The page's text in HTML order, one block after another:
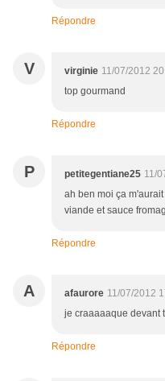
Répondre
V virginie 11/07/2012
top gourmand
Répondre
P petitegentiane25 11/
ah ben moi ça
viande et sauce
Répondre
A afaurore 11/07/2012
je craaaaaque devant
Répondre